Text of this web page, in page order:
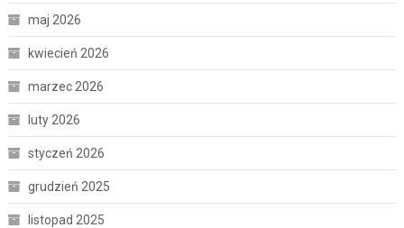
maj 2026
kwiecień 2026
marzec 2026
luty 2026
styczeń 2026
grudzień 2025
listopad 2025